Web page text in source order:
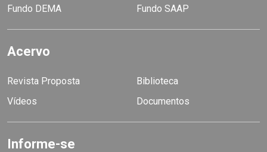
Fundo DEMA Fundo SAAP
Acervo
Revista Proposta
Biblioteca
Vídeos
Documentos
Informe-se